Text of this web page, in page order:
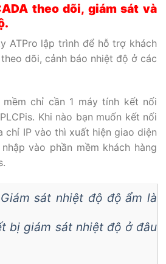
theo dõi, giám sát và
ATPro lập trình để hỗ trợ khách
dõi, cảnh báo nhiệt độ ở các
chỉ cần 1 máy tính kết nối
Khi nào bạn muốn kết nối
chỉ IP vào thì xuất hiện giao diện
vào phần mềm khách hàng
Giám sát nhiệt độ độ ẩm là
bị giám sát nhiệt độ ở đâu